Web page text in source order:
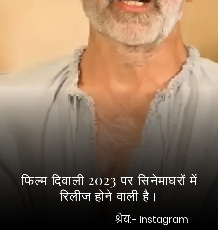
श्रेय:- Instagram
फिल्म दिवाली 2023 पर सिनेमाघरों में
रिलीज होने वाली है।